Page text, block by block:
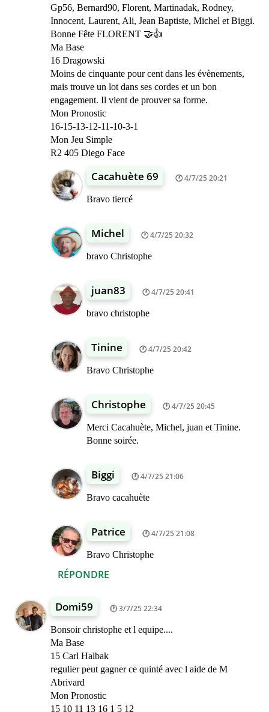
Gp56, Bernard90, Florent, Martinadak, Rodney,
Innocent, Laurent, Ali, Jean Baptiste, Michel et Biggi.
Bonne Fête FLORENT 🤝👍
Ma Base
16 Dragowski
Moins de cinquante pour cent dans les évènements,
mais trouve un lot dans ses cordes et un bon
engagement. Il vient de prouver sa forme.
Mon Pronostic
16-15-13-12-11-10-3-1
Mon Jeu Simple
R2 405 Diego Face
RÉPONDRE
Cacahuète 69 4/7/25 20:21
Bravo tiercé
Michel 4/7/25 20:32
bravo Christophe
juan83 4/7/25 20:41
bravo christophe
Tinine 4/7/25 20:42
Bravo Christophe
Christophe 4/7/25 20:45
Merci Cacahuète, Michel, juan et Tinine.
Bonne soirée.
Biggi 4/7/25 21:06
Bravo cacahuète
Patrice 4/7/25 21:08
Bravo Christophe
Domi59 3/7/25 22:34
Bonsoir christophe et l equipe....
Ma Base
15 Carl Halbak
regulier peut gagner ce quinté avec l aide de M
Abrivard
Mon Pronostic
15 10 11 13 16 1 5 12